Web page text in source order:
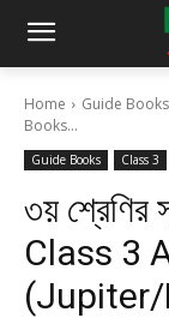
Home Guide Books
Books...
Guide Books Class 3
৩য়
Class 3
(Jupiter/